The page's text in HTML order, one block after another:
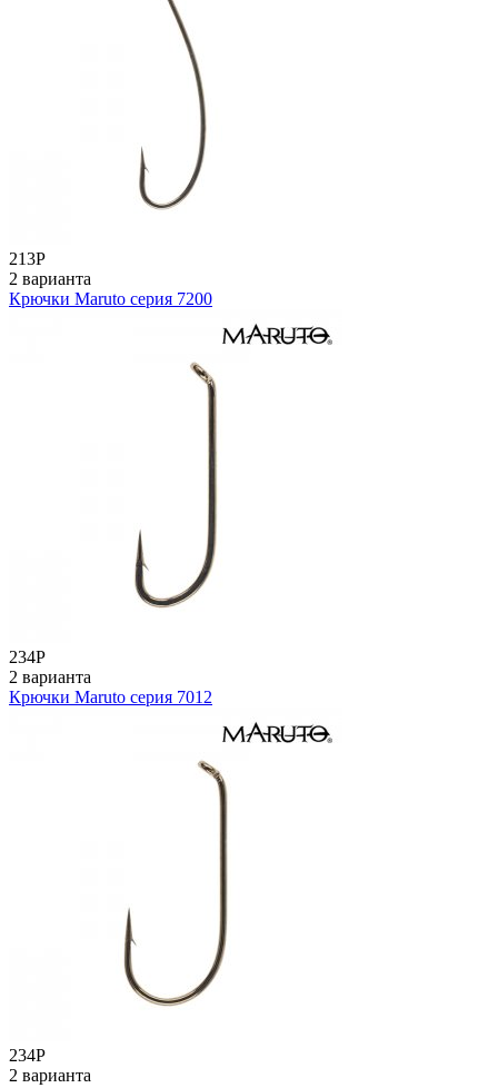
213Р
2 варианта
Крючки Maruto серия 7200
234Р
2 варианта
Крючки Maruto серия 7012
234Р
2 варианта